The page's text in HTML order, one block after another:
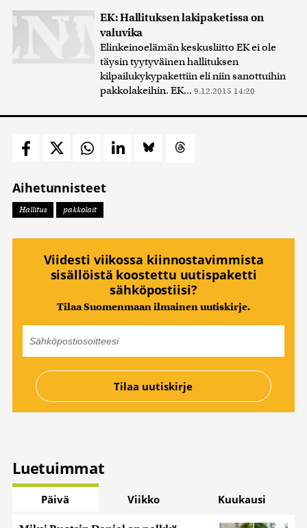
EK: Hallituksen lakipaketissa on
valuvika
Elinkeinoelämän keskusliitto EK ei ole
täysin tyytyväinen hallituksen
kilpailukykypakettiin eli niin sanottuihin
pakkolakeihin. EK... 9.12.2015 14:20
Aihetunnisteet
Hallitus pakkolait
Viidesti viikossa kiinnostavimmista
sisällöistä koostettu uutispaketti
sähköpostiisi?
Tilaa Suomenmaan ilmainen uutiskirje.
Luetuimmat
Päivä Viikko Kuukausi